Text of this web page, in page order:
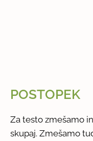
POSTOPEK
Za testo zmešamo
skupaj. Zmešamo